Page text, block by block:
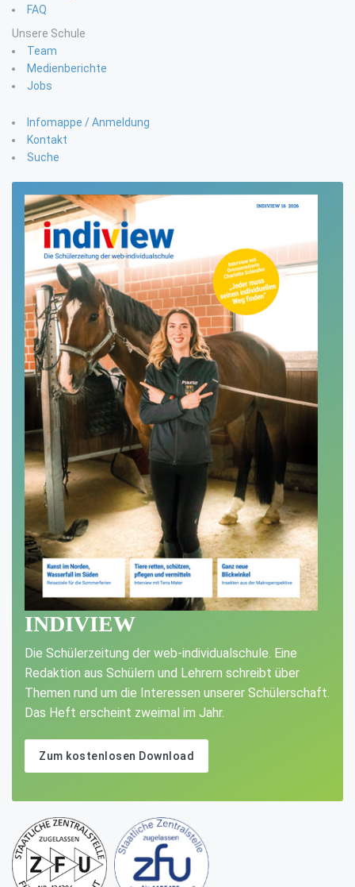
FAQ
Unsere Schule
Team
Medienberichte
Jobs
Infomappe / Anmeldung
Kontakt
Suche
INDIVIEW
Die Schülerzeitung der web-individualschule. Eine
Redaktion aus Schülern und Lehrern schreibt über
Themen rund um die Interessen unserer Schülerschaft.
Das Heft erscheint zweimal im Jahr.
Zum kostenlosen Download